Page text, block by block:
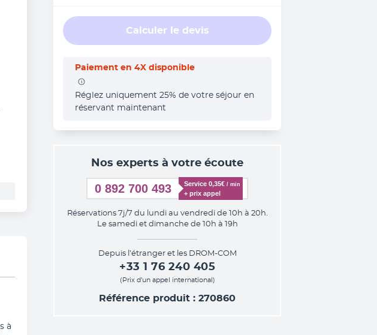
Calculer le devis
Paiement en 4X disponible
Réglez uniquement 25% de votre séjour en
réservant maintenant
Nos experts à votre écoute
0 892 700 493 Service 0,35€ / min
+ prix appel
Réservations 7j/7 du lundi au vendredi de 10h à 20h.
Le samedi et dimanche de 10h à 19h
Depuis l’étranger et les DROM-COM
+33 1 76 240 405
(Prix d’un appel international)
Référence produit : 270860